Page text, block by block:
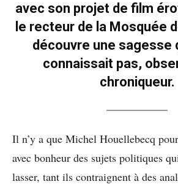
avec son projet de film
le recteur de la Mosquée
découvre une sagesse
connaissait pas,
chroniqueur.
Il n’y a que Michel Houellebecq
avec bonheur des sujets politiques
lasser, tant ils contraignent à des